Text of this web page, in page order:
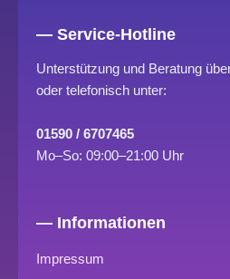
— Service-Hotline
Unterstützung und Beratung
oder telefonisch unter:
01590 / 6707465
Mo–So: 09:00–21:00 Uhr
— Informationen
Impressum